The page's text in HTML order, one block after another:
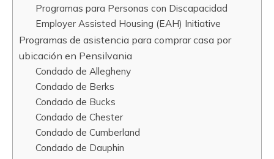
Programas para Personas con Discapacidad
Employer Assisted Housing (EAH) Initiative
Programas de asistencia para comprar casa por
ubicación en Pensilvania
Condado de Allegheny
Condado de Berks
Condado de Bucks
Condado de Chester
Condado de Cumberland
Condado de Dauphin